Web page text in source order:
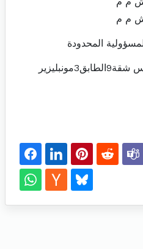
ش م م
المحدودة
عمارة النرجس شقة9الطابق3مونبليزير